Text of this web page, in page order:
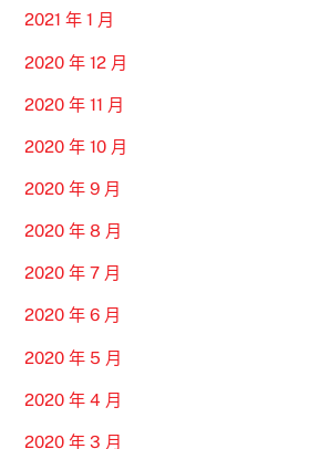
2021 年 1 月
2020 年 12 月
2020 年 11 月
2020 年 10 月
2020 年 9 月
2020 年 8 月
2020 年 7 月
2020 年 6 月
2020 年 5 月
2020 年 4 月
2020 年 3 月